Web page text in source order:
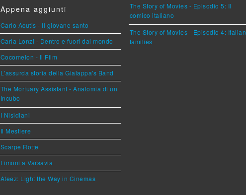
Appena aggiunti
Carlo Acutis - Il giovane santo
Carla Lonzi - Dentro e fuori dal mondo
Cocomelon - Il Film
L'assurda storia della Gialappa's Band
The Mortuary Assistant - Anatomia di un
Incubo
I Nisidiani
Il Mestiere
Scarpe Rotte
Limoni a Varsavia
Ateez: Light the Way in Cinemas
The Story of Movies - Episodio 5: Il
comico italiano
The Story of Movies - Episodio 4: Italian
families